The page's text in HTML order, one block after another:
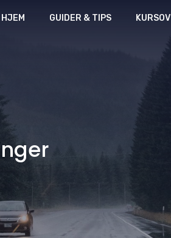
HJEM GUIDER & TIPS